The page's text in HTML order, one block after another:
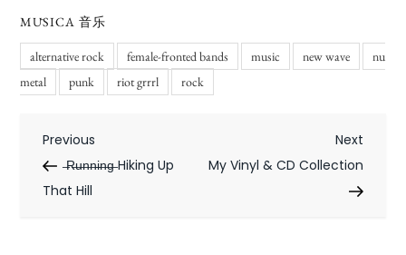
MŪSICA 音乐
alternative rock female-fronted bands music new wave
nu
metal
punk riot grrrl rock
P
o
Previous
Post
Previous
̶R̶u̶n̶n̶i̶n̶g̶ Hiking Up
That Hill
Next
Post
Next
My Vinyl & CD Collection